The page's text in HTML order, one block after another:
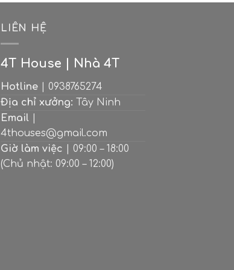
LIÊN HỆ
4T House | Nhà 4T
Hotline | 0938765274
Địa chỉ xưởng: Tây Ninh
Email
4thouses@gmail.com
Giờ làm việc | 09:00 – 18:00
(Chủ nhật: 09:00 – 12:00)